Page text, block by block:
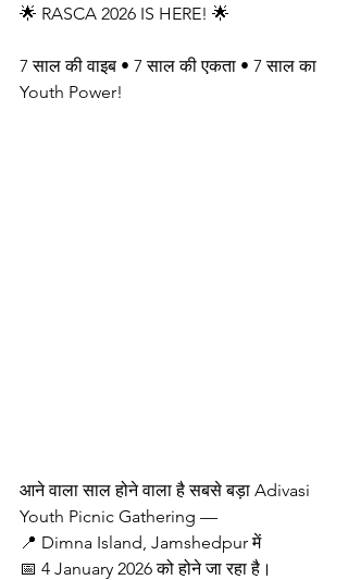
🌟 RASCA 2026 IS HERE! 🌟
7 साल की वाइब • 7 साल की एकता • 7 साल का
Youth Power!
आने वाला साल होने वाला है सबसे बड़ा Adivasi
Youth Picnic Gathering —
📍 Dimna Island, Jamshedpur में
📅 4 January 2026 को होने जा रहा है।